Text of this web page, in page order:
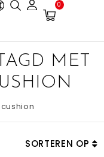
0
MET
SORTEREN OP